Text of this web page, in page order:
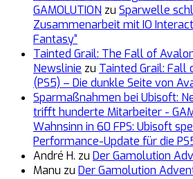
GAMOLUTION zu Sparwelle
Zusammenarbeit mit IO
Fantasy“
Tainted Grail: The Fall of
Newslinie zu Tainted Grail:
(PS5) – Die dunkle Seite von
Sparmaßnahmen bei Ubisoft:
trifft hunderte Mitarbeiter -
Wahnsinn in 60 FPS: Ubisoft
Performance-Update für die
André H. zu Der Gamolution
Manu zu Der Gamolution